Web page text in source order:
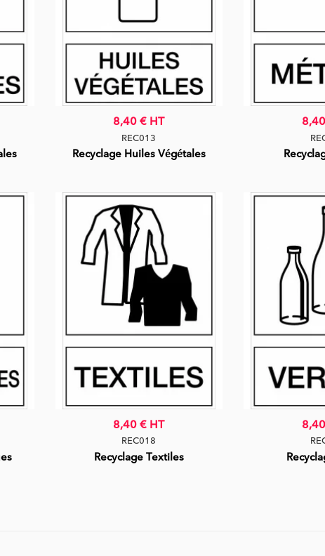
Recyclage Huiles Végétales
REC013
8,40 € HT
Recyclage Textiles
REC018
8,40 € HT